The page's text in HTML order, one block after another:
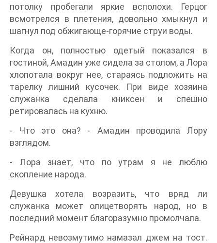
потолку пробегали яркие всполохи. Герцог
всмотрелся в плетения, довольно хмыкнул и
шагнул под обжигающе-горячие струи воды.
Когда он, полностью одетый показался в
гостиной, Амадин уже сидела за столом, а Лора
хлопотала вокруг нее, стараясь подложить на
тарелку лишний кусочек. При виде хозяина
служанка сделала книксен и спешно
ретировалась на кухню.
- Что это она? - Амадин проводила Лору
взглядом.
- Лора знает, что по утрам я не люблю
скопление народа.
Девушка хотела возразить, что вряд ли
служанка может олицетворять народ, но в
последний момент благоразумно промолчала.
Рейнард невозмутимо намазал джем на тост.